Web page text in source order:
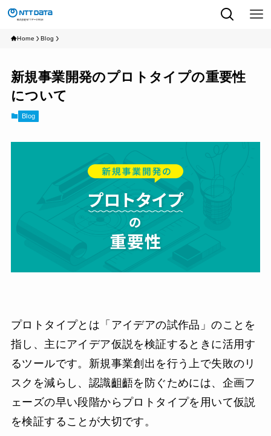
Home Blog
新規事業開発のプロトタイプの重要性
について
Blog
プロトタイプとは「アイデアの試作品」のことを
指し、主にアイデア仮説を検証するときに活用す
るツールです。新規事業創出を行う上で失敗のリ
スクを減らし、認識齟齬を防ぐためには、企画フ
ェーズの早い段階からプロトタイプを用いて仮説
を検証することが大切です。